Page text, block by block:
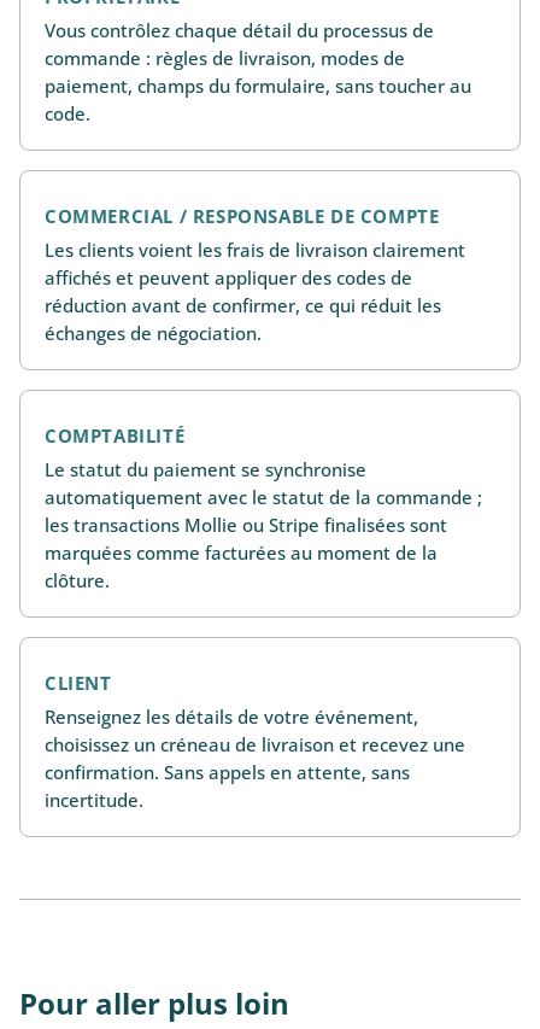
Vous contrôlez chaque détail du processus de
commande : règles de livraison, modes de
paiement, champs du formulaire, sans toucher au
code.
COMMERCIAL / RESPONSABLE DE COMPTE
Les clients voient les frais de livraison clairement
affichés et peuvent appliquer des codes de
réduction avant de confirmer, ce qui réduit les
échanges de négociation.
COMPTABILITÉ
Le statut du paiement se synchronise
automatiquement avec le statut de la commande ;
les transactions Mollie ou Stripe finalisées sont
marquées comme facturées au moment de la
clôture.
CLIENT
Renseignez les détails de votre événement,
choisissez un créneau de livraison et recevez une
confirmation. Sans appels en attente, sans
incertitude.
Pour aller plus loin